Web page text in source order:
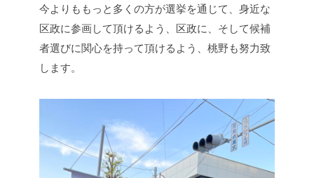
今よりももっと多くの方が選挙を通じて、身近な
区政に参画して頂けるよう、区政に、そして候補
者選びに関心を持って頂けるよう、桃野も努力致
します。